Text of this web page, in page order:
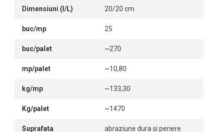
Dimensiuni (l/L) 20/20 cm
buc/mp 25
buc/palet ~270
mp/palet ~10,80
kg/mp ~133,30
Kg/palet ~1470
Suprafata abraziune dura si periere